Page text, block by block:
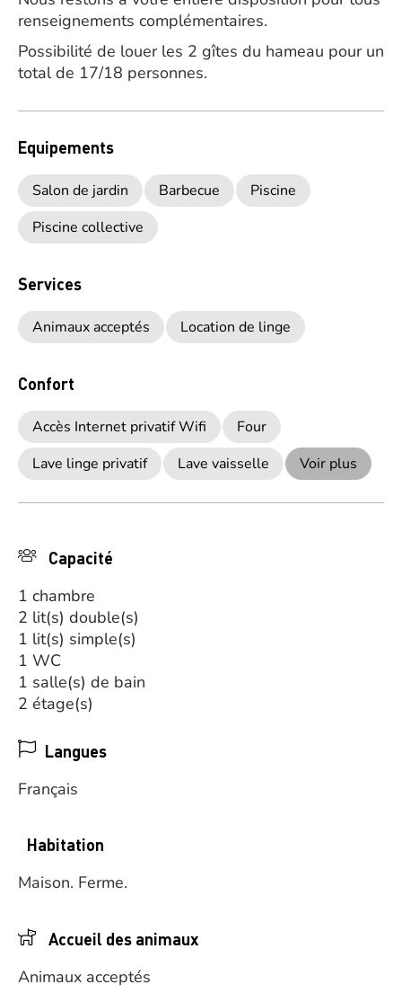
renseignements complémentaires.
Possibilité de louer les 2 gîtes du hameau pour un
total de 17/18 personnes.
Equipements
Salon de jardin Barbecue
Piscine
Piscine collective
Services
Animaux acceptés Location de linge
Confort
Accès Internet privatif Wifi
Four
Lave linge privatif
Lave vaisselle Voir plus
Capacité
1 chambre
2 lit(s) double(s)
1 lit(s) simple(s)
1 WC
1 salle(s) de bain
2 étage(s)
Langues
Français
Habitation
Maison. Ferme.
Accueil des animaux
Animaux acceptés